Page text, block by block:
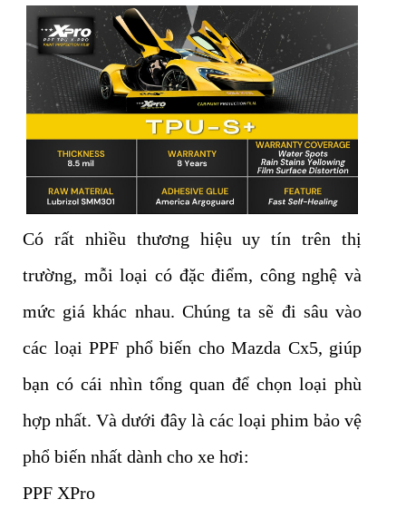
Có rất nhiều thương hiệu uy tín trên thị
trường, mỗi loại có đặc điểm, công nghệ và
mức giá khác nhau. Chúng ta sẽ đi sâu vào
các loại PPF phổ biến cho Mazda Cx5, giúp
bạn có cái nhìn tổng quan để chọn loại phù
hợp nhất. Và dưới đây là các loại phim bảo vệ
phổ biến nhất dành cho xe hơi:
PPF XPro